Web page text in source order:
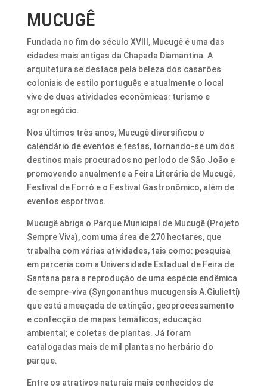
MUCUGÊ
Fundada no fim do século XVIII, Mucugê é uma das
cidades mais antigas da Chapada Diamantina. A
arquitetura se destaca pela beleza dos casarões
coloniais de estilo português e atualmente o local
vive de duas atividades econômicas: turismo e
agronegócio.
Nos últimos três anos, Mucugê diversificou o
calendário de eventos e festas, tornando-se um dos
destinos mais procurados no período de São João e
promovendo anualmente a Feira Literária de Mucugê,
Festival de Forró e o Festival Gastronômico, além de
eventos esportivos.
Mucugê abriga o Parque Municipal de Mucugê (Projeto
Sempre Viva), com uma área de 270 hectares, que
trabalha com várias atividades, tais como: pesquisa
em parceria com a Universidade Estadual de Feira de
Santana para a reprodução de uma espécie endêmica
de sempre-viva (Syngonanthus mucugensis A.Giulietti)
que está ameaçada de extinção; geoprocessamento
e confecção de mapas temáticos; educação
ambiental; e coletas de plantas. Já foram
catalogadas mais de mil plantas no herbário do
parque.
Entre os atrativos naturais mais conhecidos de